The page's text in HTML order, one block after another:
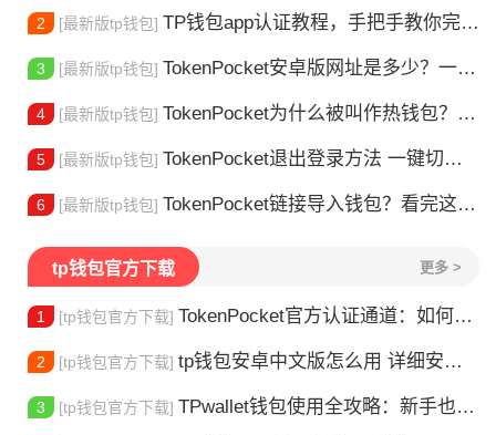
2 [最新版tp钱包] TP钱包app认证教程，手把手教你完成身份验证
3 [最新版tp钱包] TokenPocket安卓版网址是多少？一文教你安全下载
4 [最新版tp钱包] TokenPocket为什么被叫作热钱包？一文讲清楚
5 [最新版tp钱包] TokenPocket退出登录方法 一键切换账号超简单
6 [最新版tp钱包] TokenPocket链接导入钱包？看完这篇就懂了
tp钱包官方下载 更多 >
1 [tp钱包官方下载] TokenPocket官方认证通道：如何找到真正的官方渠道
2 [tp钱包官方下载] tp钱包安卓中文版怎么用 详细安装教程
3 [tp钱包官方下载] TPwallet钱包使用全攻略：新手也能快速上手掌握